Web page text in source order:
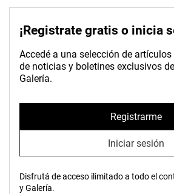
¡Registrate gratis o inicia
Accedé a una selección de
de noticias y boletines exclusivos
Galería.
Registrarme
Iniciar sesión
Disfrutá de acceso ilimitado a todo el
y Galería.